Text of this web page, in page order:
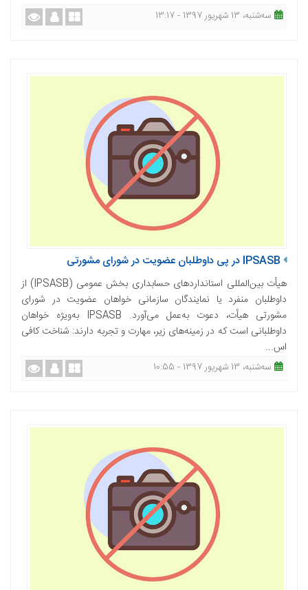
ﺳﻪشنبه، 13 شهریور 1397 - 13:17
IPSASB در پی داوطلبان عضویت در شورای مشورتی
هیأت بین‌المللی استانداردهای حسابداری بخش عمومی (IPSASB) از
داوطلبان منفرد یا نمایندگان سازمانی خواهان عضویت در شورای
مشورتی هیأت، دعوت به‌عمل می‌آورد. IPSASB به‌ویژه خواهان
داوطلبانی است که در زمینه‌های زیر، مهارت و تجربه دارند: شناخت کافی
اس...
ﺳﻪشنبه، 13 شهریور 1397 - 10:55